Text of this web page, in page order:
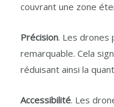
couvrant une zone
Précision. Les drones
remarquable. Cela
réduisant ainsi la
Accessibilité. Les